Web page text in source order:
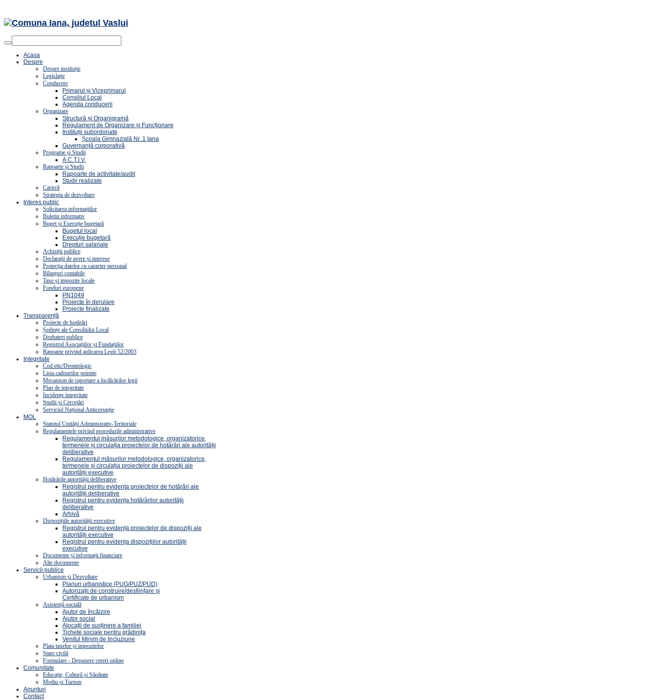
Acasa
Despre
Despre instituție
Legislație
Conducere
Primarul și Viceprimarul
Consiliul Local
Agenda conducerii
Organizare
Structură și Organigramă
Regulament de Organizare și Funcționare
Instituții subordonate
Școala Gimnazială Nr. 1 Iana
Guvernanță corporativă
Programe și Studii
A.C.T.I.V.
Rapoarte și Studii
Rapoarte de activitate/audit
Studii realizate
Carieră
Strategia de dezvoltare
Interes public
Solicitarea informațiilor
Buletin informativ
Buget și Execuție bugetară
Bugetul local
Execuție bugetară
Drepturi salariale
Achiziții publice
Declarații de avere și interese
Protecția datelor cu caracter personal
Bilanțuri contabile
Taxe și impozite locale
Fonduri europene
PN1049
Proiecte în derulare
Proiecte finalizate
Transparență
Proiecte de hotărâri
Ședințe ale Consiliului Local
Dezbateri publice
Registrul Asociațiilor și Fundațiilor
Rapoarte privind aplicarea Legii 52/2003
Integritate
Cod etic/Deontologic
Lista cadourilor primite
Mecanism de raportare a încălcărilor legii
Plan de integritate
Incidențe integritate
Studii și Cercetări
Serviciul Național Anticorupție
MOL
Statutul Unității Administrativ-Teritoriale
Regulamentele privind procedurile administrative
Regulamentul măsurilor metodologice, organizatorice,
termenele și circulația proiectelor de hotărâri ale autorității
deliberative
Regulamentul măsurilor metodologice, organizatorice,
termenele și circulația proiectelor de dispoziții ale
autorității executive
Hotărârile autorității deliberative
Registrul pentru evidenţa proiectelor de hotărâri ale
autorității deliberative
Registrul pentru evidența hotărârilor autorității
deliberative
Arhivă
Dispozițiile autorității executive
Registrul pentru evidența proiectelor de dispoziții ale
autorității executive
Registrul pentru evidența dispozițiilor autorității
executive
Documente și informații financiare
Alte documente
Servicii publice
Urbanism și Dezvoltare
Planuri urbanistice (PUG/PUZ/PUD)
Autorizații de construire/desființare și
Certificate de urbanism
Asistență socială
Ajutor de încălzire
Ajutor social
Alocații de susținere a familiei
Tichete sociale pentru grădinița
Venitul Minim de Incluziune
Plata taxelor și impozitelor
Stare civilă
Formulare - Depunere cereri online
Comunitate
Educație, Cultură și Sănătate
Mediu și Turism
Anunturi
Contact